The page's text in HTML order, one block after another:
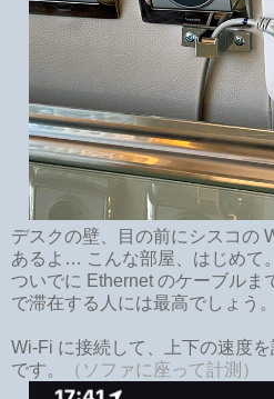
デスクの壁、目の前にシスコの
あるよ… こんな部屋、はじめて。
ついでに Ethernet のケーブルま
で滞在する人には最高でしょう。
Wi-Fi に接続して、上下の速度
です。
（ソファに座って計測）